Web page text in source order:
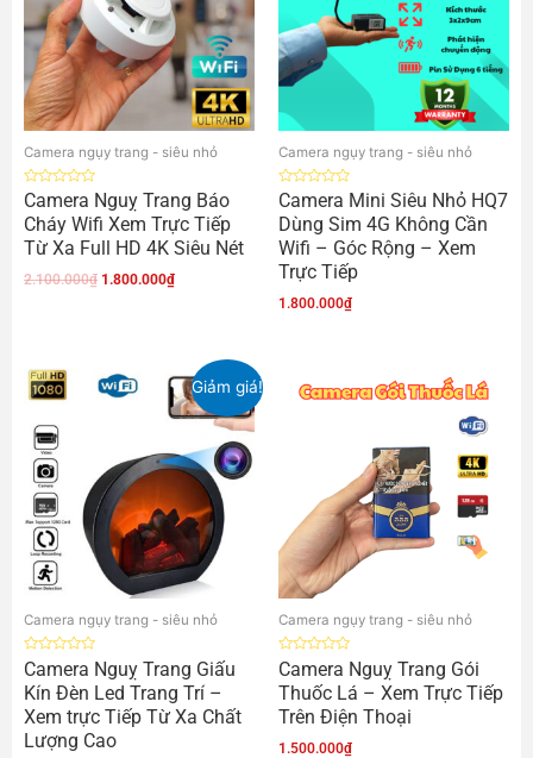
Camera ngụy trang - siêu nhỏ
Được
xếp
hạng
0
5
Camera Nguỵ Trang Báo
Cháy Wifi Xem Trực Tiếp
Từ Xa Full HD 4K Siêu Nét
2.100.000₫ 1.800.000₫
Camera ngụy trang - siêu nhỏ
Được
xếp
hạng
0
5
Camera Mini Siêu Nhỏ HQ7
Dùng Sim 4G Không Cần
Wifi – Góc Rộng – Xem
Trực Tiếp
1.800.000₫
Giảm giá!
Camera ngụy trang - siêu nhỏ
Được
xếp
hạng
0
5
Camera Nguỵ Trang Giấu
Kín Đèn Led Trang Trí –
Xem trực Tiếp Từ Xa Chất
Lượng Cao
Camera ngụy trang - siêu nhỏ
Được
xếp
hạng
0
5
Camera Nguỵ Trang Gói
Thuốc Lá – Xem Trực Tiếp
Trên Điện Thoại
1.500.000₫